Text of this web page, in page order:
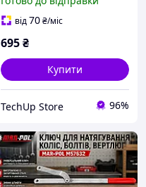
від70₴/міс
695₴
Купити
TechUp Store 96%